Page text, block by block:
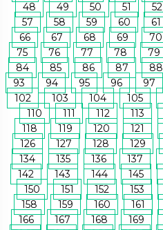
48
49 50 51 52
57
58 59 60 61
66
67 68 69 70
75
76 77 78 79
84
85 86 87 88
93
94 95 96 97
102
103 104 105
110
111 112 113
118
119 120 121
126
127 128 129
134
135 136 137
142
143 144 145
150
151 152 153
158
159 160 161
166
167 168 169